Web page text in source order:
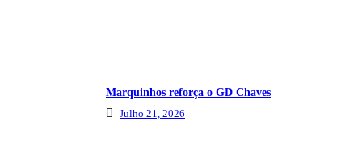
Marquinhos reforça o GD Chaves
Julho 21, 2026